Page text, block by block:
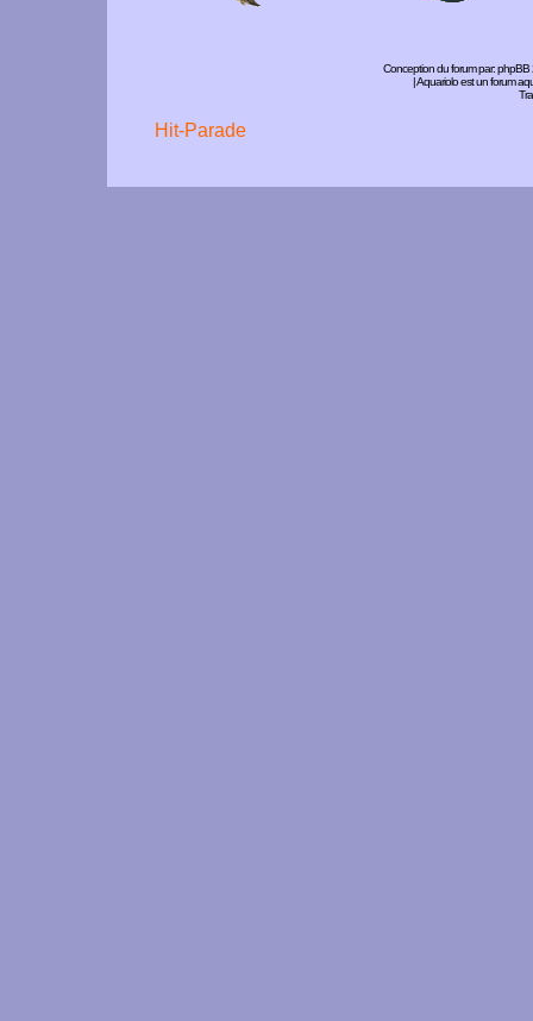
Conception du forum par:phpBB
| Aquariolo est un forum